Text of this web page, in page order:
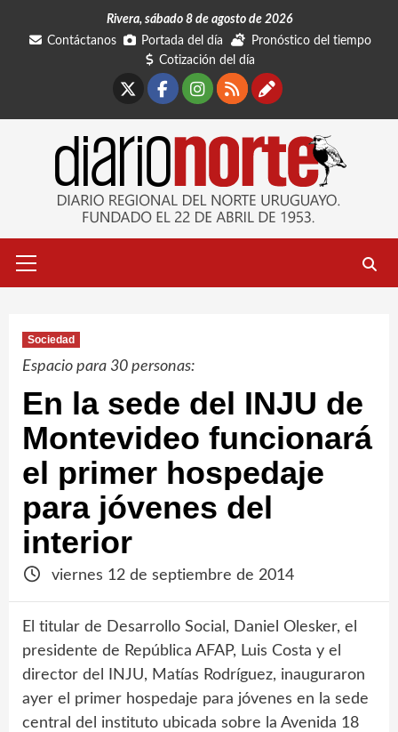
Rivera, sábado 8 de agosto de 2026
Contáctanos
Portada del día
Pronóstico del tiempo
Cotización del día
Facebook
Instagram
RSSContáctanos
primario
Sociedad
Espacio para 30 personas:
En la sede del INJU de
Montevideo funcionará
el primer hospedaje
para jóvenes del
interior
viernes 12 de septiembre de 2014
El titular de Desarrollo Social, Daniel Olesker, el
presidente de República AFAP, Luis Costa y el
director del INJU, Matías Rodríguez, inauguraron
ayer el primer hospedaje para jóvenes en la sede
central del instituto ubicada sobre la Avenida 18